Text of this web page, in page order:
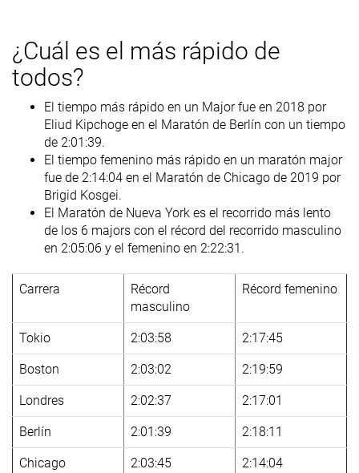
¿Cuál es el más rápido de
todos?
El tiempo más rápido en un Major fue en 2018 por
Eliud Kipchoge en el Maratón de Berlín con un tiempo
de 2:01:39.
El tiempo femenino más rápido en un maratón major
fue de 2:14:04 en el Maratón de Chicago de 2019 por
Brigid Kosgei.
El Maratón de Nueva York es el recorrido más lento
de los 6 majors con el récord del recorrido masculino
en 2:05:06 y el femenino en 2:22:31.
Carrera
Récord
masculino
Récord femenino
Tokio 2:03:58 2:17:45
Boston 2:03:02 2:19:59
Londres 2:02:37 2:17:01
Berlín 2:01:39 2:18:11
Chicago 2:03:45 2:14:04